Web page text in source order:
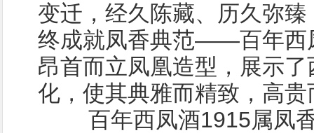
变迁，经久陈藏、历久弥
终成就凤香典范——百年西
昂首而立凤凰造型，展示
化，使其典雅而精致，高贵
百年西凤酒1915属凤香